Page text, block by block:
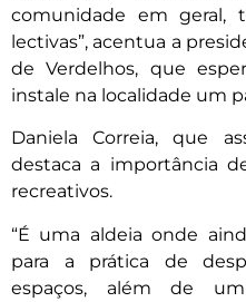
comunidade em geral,
lectivas”, acentua a
de Verdelhos, que
instale na localidade um
Daniela Correia, que
destaca a importância
recreativos.
“É uma aldeia onde
para a prática de
espaços, além de